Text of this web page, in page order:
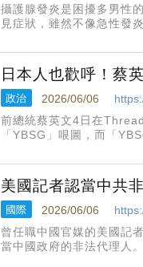
攝護腺發炎是困擾多男性
見症狀，雖然不像急性發
建議及早就醫釐清原因。
日本人也歡呼！蔡
政治 2026/06/06
前總統蔡英文4日在
「YBSG」哏圖，而「
美國記者認當中共
國際 2026/06/06
曾任職中國官媒的美國記
當中國政府的非法代理人